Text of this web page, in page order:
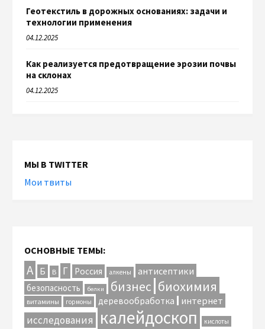
Геотекстиль в дорожных основаниях: задачи и
технологии применения
04.12.2025
Как реализуется предотвращение эрозии почвы
на склонах
04.12.2025
МЫ В TWITTER
Мои твиты
ОСНОВНЫЕ ТЕМЫ:
А Б В Г Россия алкены антисептики
безопасность белки бизнес биохимия
витамины гормоны деревообработка интернет
исследования калейдоскоп кислоты